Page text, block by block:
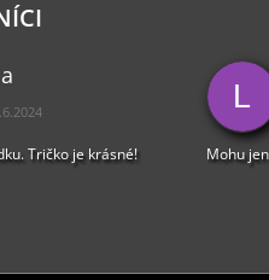
obchodu je 5 z 5 hvězdiček.
Tričko je krásné!
L
Mohu